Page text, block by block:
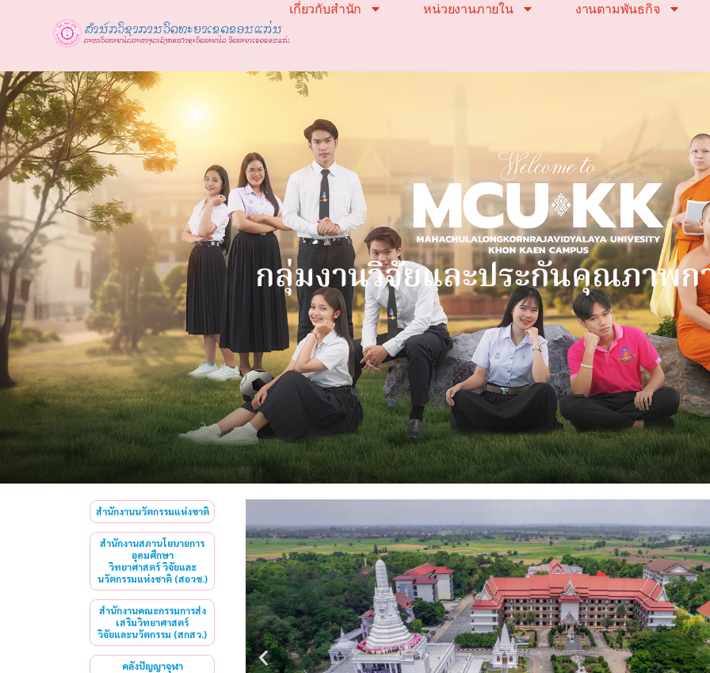
เกี่ยวกับสำนัก หน่วยงานภายใน งานตามพันธกิจ
กลุ่มงานวิจัยและประกันคุณภาพก
สำนักงานนวัตกรรมแห่งชาติ
สำนักงานสภานโยบายการ
อุดมศึกษา
วิทยาศาสตร์ วิจัยและ
นวัตกรรมแห่งชาติ (สอวช.)
สำนักงานคณะกรรมการส่ง
เสริมวิทยาศาสตร์
วิจัยและนวัตกรรม (สกสว.)
คลังปัญญาจุฬา